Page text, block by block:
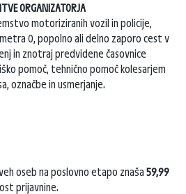
ORGANIZATORJA
motoriziranih vozil in policije,
0, popolno ali delno zaporo cest v
in znotraj predvidene časovnice
pomoč, tehnično pomoč kolesarjem
označbe in usmerjanje.
oseb na poslovno etapo znaša 59,99
prijavnine.